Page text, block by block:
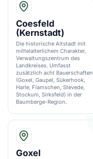
Coesfeld
(Kernstadt)
Die historische Altstadt mit
mittelalterlichem Charakter,
Verwaltungszentrum des
Landkreises. Umfasst
zusätzlich acht Bauerschaften
(Goxel, Gaupel, Sükerhook,
Harle, Flamschen, Stevede,
Stockum, Sirksfeld) in der
Baumberge-Region.
Goxel